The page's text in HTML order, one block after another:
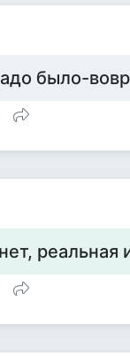
было-
реальная